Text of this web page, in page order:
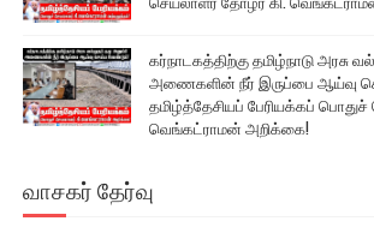
கர்நாடகத்திற்கு தமிழ்நாடு அரசு
அணைகளின் நீர் இருப்பை ஆய்வு
தமிழ்த்தேசியப் பேரியக்கப்
வெங்கட்ராமன் அறிக்கை!
வாசகர் தேர்வு